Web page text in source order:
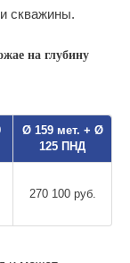
скважины.
на глубину
Ø 159 мет. + Ø
125 ПНД
270 100 руб.